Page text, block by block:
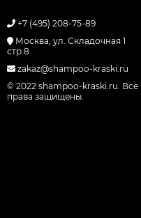
+7 (495) 208-75-89
Москва, ул. Складочная 1
стр 8
zakaz@shampoo-kraski.ru
© 2022 shampoo-kraski.ru. Все
права защищены.